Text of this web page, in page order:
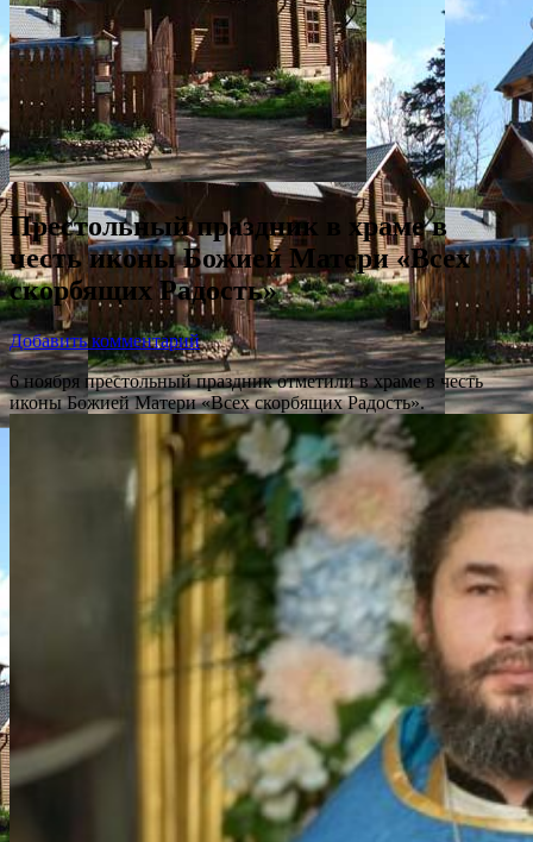
Престольный праздник в храме в
честь иконы Божией Матери «Всех
скорбящих Радость»
Добавить комментарий
6 ноября престольный праздник отметили в храме в честь
иконы Божией Матери «Всех скорбящих Радость».